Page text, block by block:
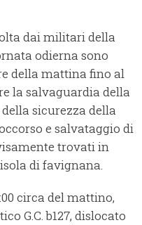
dai militari della
odierna sono
della mattina fino al
la salvaguardia della
sicurezza della
e salvataggio di
trovati in
di favignana.
circa del mattino,
G.C. b127, dislocato